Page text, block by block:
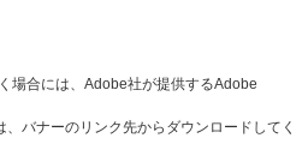
場合には、Adobe社が提供するAdobe
バナーのリンク先からダウンロードしてく